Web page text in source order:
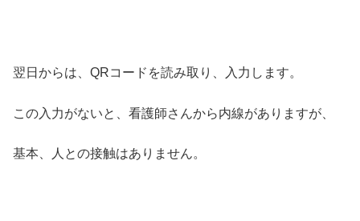
翌日からは、QRコードを読み取り、入力します。
この入力がないと、看護師さんから内線がありますが、
基本、人との接触はありません。